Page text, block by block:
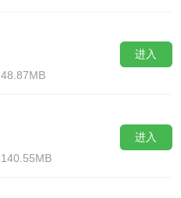
48.87MB
进入
140.55MB
进入